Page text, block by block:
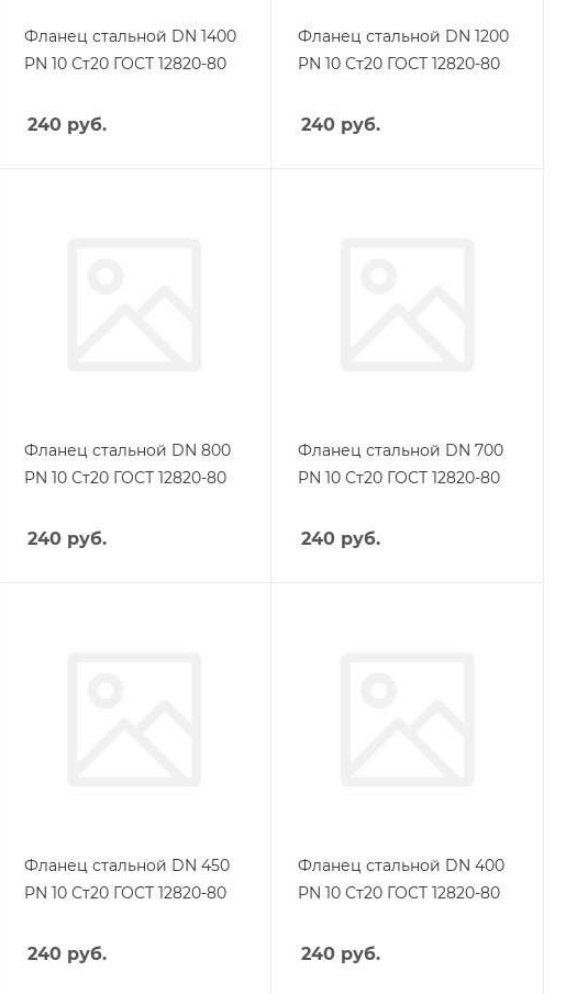
Фланец стальной DN 1400
PN 10 Ст20 ГОСТ 12820-80
240 руб.
Фланец стальной DN 1200
PN 10 Ст20 ГОСТ 12820-80
240руб.
Фланец стальной DN 800
PN 10 Ст20 ГОСТ 12820-80
240 руб.
Фланец стальной DN 700
PN 10 Ст20 ГОСТ 12820-80
240руб.
Фланец стальной DN 450
PN 10 Ст20 ГОСТ 12820-80
240 руб.
Фланец стальной DN 400
PN 10 Ст20 ГОСТ 12820-80
240руб.